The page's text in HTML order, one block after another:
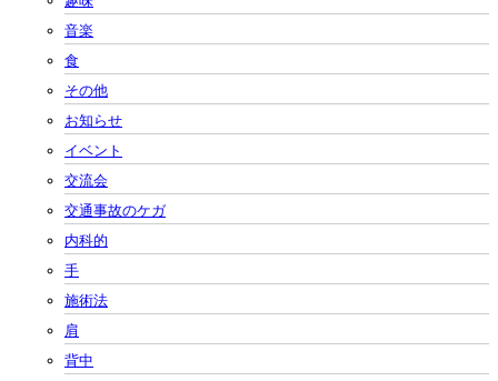
音楽
食
その他
お知らせ
イベント
交流会
交通事故のケガ
内科的
手
施術法
肩
背中